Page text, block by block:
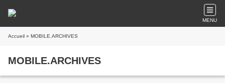
MENU
Accueil » MOBILE.ARCHIVES
MOBILE.ARCHIVES